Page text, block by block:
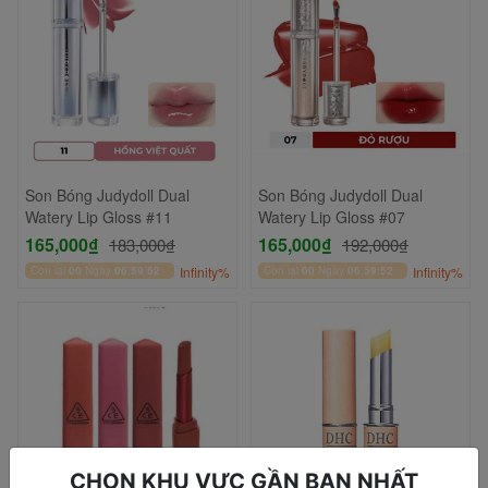
Son Bóng Judydoll Dual
Watery Lip Gloss #11
165,000₫ 183,000₫
Còn lại 00 Ngày 06:59:52 Infinity%
Son Bóng Judydoll Dual
Watery Lip Gloss #07
165,000₫ 192,000₫
Còn lại 00 Ngày 06:59:52 Infinity%
CHỌN KHU VỰC GẦN BẠN NHẤT